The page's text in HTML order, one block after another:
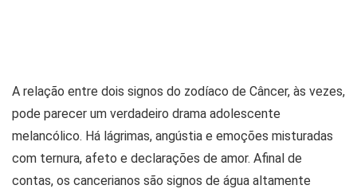
A relação entre dois signos do zodíaco de Câncer, às vezes,
pode parecer um verdadeiro drama adolescente
melancólico. Há lágrimas, angústia e emoções misturadas
com ternura, afeto e declarações de amor. Afinal de
contas, os cancerianos são signos de água altamente